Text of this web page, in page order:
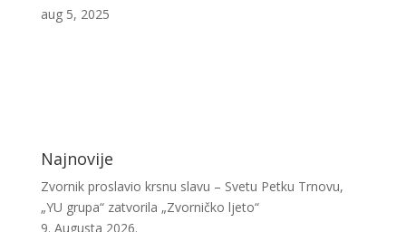
aug 5, 2025
Najnovije
Zvornik proslavio krsnu slavu – Svetu Petku Trnovu,
„YU grupa“ zatvorila „Zvorničko ljeto“
9. Augusta 2026.